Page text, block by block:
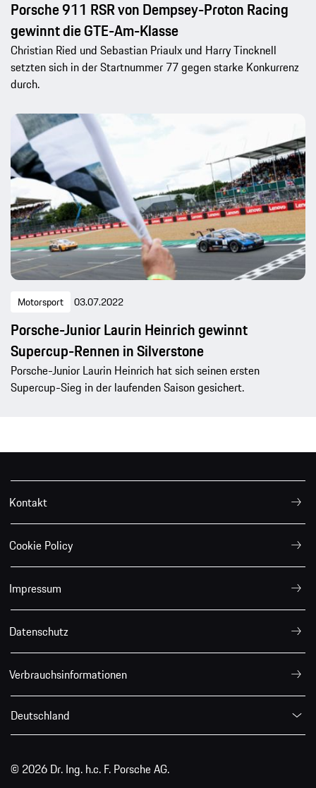
Porsche 911 RSR von Dempsey-Proton Racing
gewinnt die GTE-Am-Klasse
Christian Ried und Sebastian Priaulx und Harry Tincknell
setzten sich in der Startnummer 77 gegen starke Konkurrenz
durch.
Motorsport 03.07.2022
Porsche-Junior Laurin Heinrich gewinnt
Supercup-Rennen in Silverstone
Porsche-Junior Laurin Heinrich hat sich seinen ersten
Supercup-Sieg in der laufenden Saison gesichert.
Kontakt
Cookie Policy
Impressum
Datenschutz
Verbrauchsinformationen
Deutschland
© 2026 Dr. Ing. h.c. F. Porsche AG.